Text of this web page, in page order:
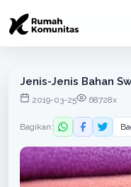
Jenis-Jenis Bahan
2019-03-25 68728x
Bagikan: